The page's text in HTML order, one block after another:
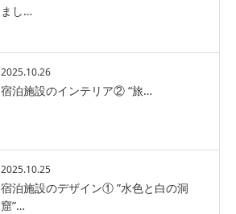
まし…
2025.10.26
宿泊施設のインテリア② “旅…
2025.10.25
宿泊施設のデザイン① ”水色と白の洞
窟”…